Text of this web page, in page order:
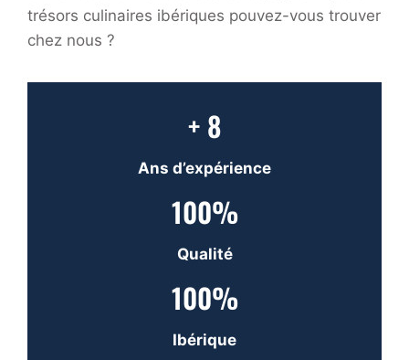
trésors culinaires ibériques pouvez-vous trouver
chez nous ?
+ 8
Ans d’expérience
100%
Qualité
100%
Ibérique